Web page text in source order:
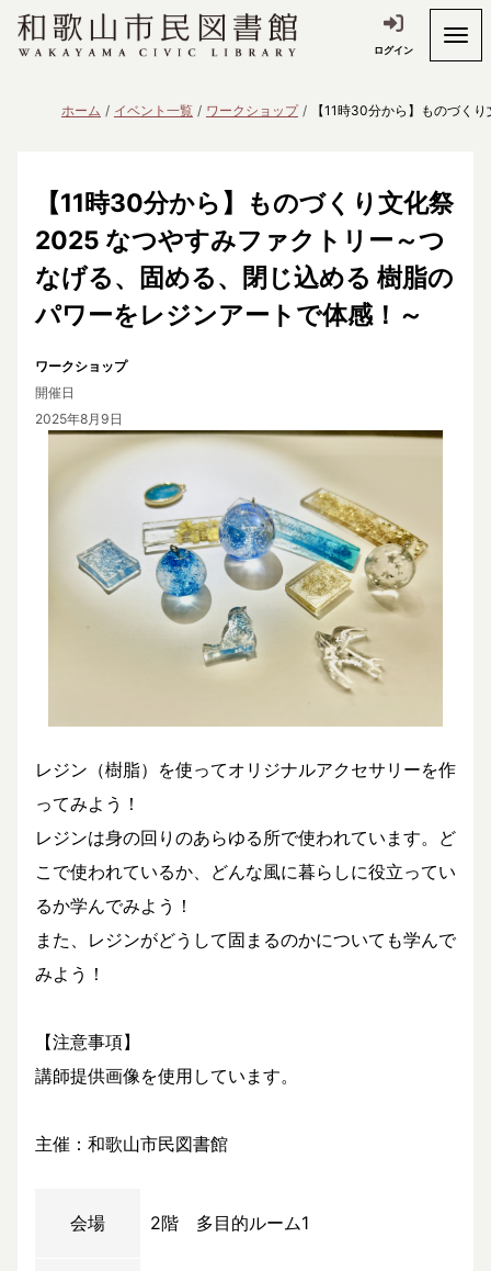
ログイン
ホーム イベント一覧 ワークショップ 【11時30分から】ものづく
【11時30分から】ものづくり文化祭
2025 なつやすみファクトリー～つ
なげる、固める、閉じ込める 樹脂の
パワーをレジンアートで体感！～
ワークショップ
開催日
2025年8月9日
レジン（樹脂）を使ってオリジナルアクセサリーを作
ってみよう！
レジンは身の回りのあらゆる所で使われています。ど
こで使われているか、どんな風に暮らしに役立ってい
るか学んでみよう！
また、レジンがどうして固まるのかについても学んで
みよう！
【注意事項】
講師提供画像を使用しています。
主催：和歌山市民図書館
会場 2階 多目的ルーム1